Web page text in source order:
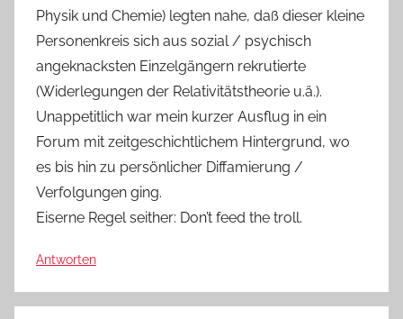
Physik und Chemie) legten nahe, daß dieser kleine
Personenkreis sich aus sozial / psychisch
angeknacksten Einzelgängern rekrutierte
(Widerlegungen der Relativitätstheorie u.ä.).
Unappetitlich war mein kurzer Ausflug in ein
Forum mit zeitgeschichtlichem Hintergrund, wo
es bis hin zu persönlicher Diffamierung /
Verfolgungen ging.
Eiserne Regel seither: Don’t feed the troll.
Antworten